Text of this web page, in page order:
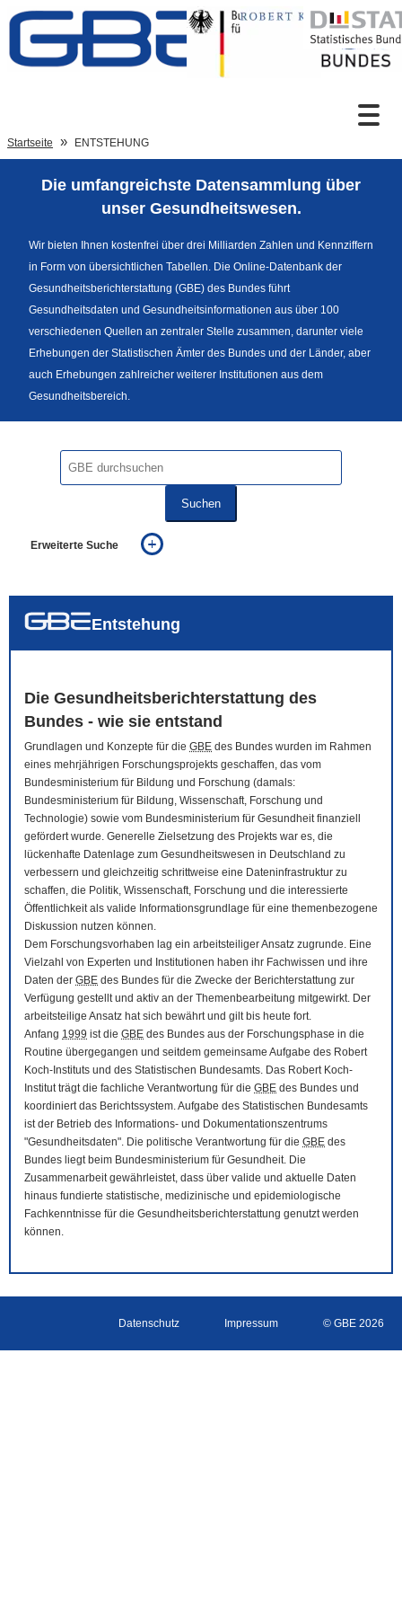
Zum Inhalt
Sprachumschaltung
Fußzeile
Startseite ENTSTEHUNG
Die umfangreichste Datensammlung über
unser Gesundheitswesen.
Wir bieten Ihnen kostenfrei über drei Milliarden Zahlen und Kennziffern
in Form von übersichtlichen Tabellen. Die Online-Datenbank der
Gesundheitsberichterstattung (GBE) des Bundes führt
Gesundheitsdaten und Gesundheitsinformationen aus über 100
verschiedenen Quellen an zentraler Stelle zusammen, darunter viele
Erhebungen der Statistischen Ämter des Bundes und der Länder, aber
auch Erhebungen zahlreicher weiterer Institutionen aus dem
Gesundheitsbereich.
Suchen
Erweiterte Suche
auch in allen Texten suchen (Volltextsuche)
Entstehung
Die Gesundheitsberichterstattung des
Bundes - wie sie entstand
Grundlagen und Konzepte für die GBE des Bundes wurden im Rahmen
eines mehrjährigen Forschungsprojekts geschaffen, das vom
Bundesministerium für Bildung und Forschung (damals:
Bundesministerium für Bildung, Wissenschaft, Forschung und
Technologie) sowie vom Bundesministerium für Gesundheit finanziell
gefördert wurde. Generelle Zielsetzung des Projekts war es, die
lückenhafte Datenlage zum Gesundheitswesen in Deutschland zu
verbessern und gleichzeitig schrittweise eine Dateninfrastruktur zu
schaffen, die Politik, Wissenschaft, Forschung und die interessierte
Öffentlichkeit als valide Informationsgrundlage für eine themenbezogene
Diskussion nutzen können.
Dem Forschungsvorhaben lag ein arbeitsteiliger Ansatz zugrunde. Eine
Vielzahl von Experten und Institutionen haben ihr Fachwissen und ihre
Daten der GBE des Bundes für die Zwecke der Berichterstattung zur
Verfügung gestellt und aktiv an der Themenbearbeitung mitgewirkt. Der
arbeitsteilige Ansatz hat sich bewährt und gilt bis heute fort.
Anfang 1999 ist die GBE des Bundes aus der Forschungsphase in die
Routine übergegangen und seitdem gemeinsame Aufgabe des Robert
Koch-Instituts und des Statistischen Bundesamts. Das Robert Koch-
Institut trägt die fachliche Verantwortung für die GBE des Bundes und
koordiniert das Berichtssystem. Aufgabe des Statistischen Bundesamts
ist der Betrieb des Informations- und Dokumentationszentrums
"Gesundheitsdaten". Die politische Verantwortung für die GBE des
Bundes liegt beim Bundesministerium für Gesundheit. Die
Zusammenarbeit gewährleistet, dass über valide und aktuelle Daten
hinaus fundierte statistische, medizinische und epidemiologische
Fachkenntnisse für die Gesundheitsberichterstattung genutzt werden
können.
Datenschutz Impressum © GBE 2026